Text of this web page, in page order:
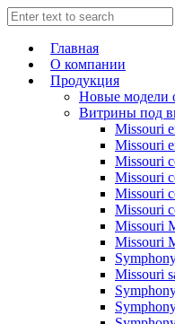
Главная
О компании
Продукция
Новые модели
Витрины под
Missouri
Missouri
Missouri
Missouri
Missouri
Missouri
Missouri
Missouri
Missouri